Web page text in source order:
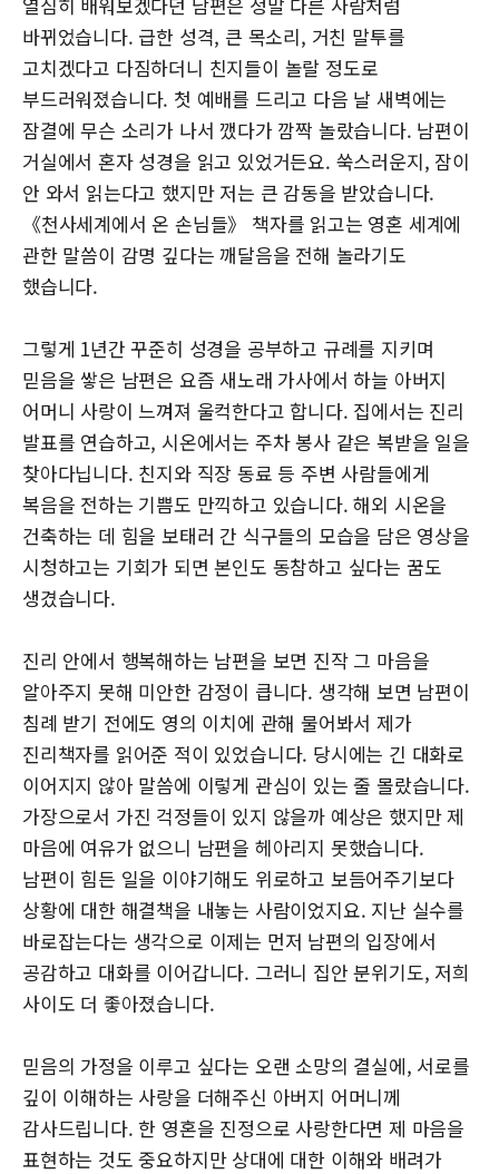
바뀌었습니다. 급한 성격, 큰 목소리, 거친 말투를
고치겠다고 다짐하더니 친지들이 놀랄 정도로
부드러워졌습니다. 첫 예배를 드리고 다음 날 새벽에는
잠결에 무슨 소리가 나서 깼다가 깜짝 놀랐습니다. 남편이
거실에서 혼자 성경을 읽고 있었거든요. 쑥스러운지, 잠이
안 와서 읽는다고 했지만 저는 큰 감동을 받았습니다.
《천사세계에서 온 손님들》 책자를 읽고는 영혼 세계에
관한 말씀이 감명 깊다는 깨달음을 전해 놀라기도
했습니다.
그렇게 1년간 꾸준히 성경을 공부하고 규례를 지키며
믿음을 쌓은 남편은 요즘 새노래 가사에서 하늘 아버지
어머니 사랑이 느껴져 울컥한다고 합니다. 집에서는 진리
발표를 연습하고, 시온에서는 주차 봉사 같은 복받을 일을
찾아다닙니다. 친지와 직장 동료 등 주변 사람들에게
복음을 전하는 기쁨도 만끽하고 있습니다. 해외 시온을
건축하는 데 힘을 보태러 간 식구들의 모습을 담은 영상을
시청하고는 기회가 되면 본인도 동참하고 싶다는 꿈도
생겼습니다.
진리 안에서 행복해하는 남편을 보면 진작 그 마음을
알아주지 못해 미안한 감정이 큽니다. 생각해 보면 남편이
침례 받기 전에도 영의 이치에 관해 물어봐서 제가
진리책자를 읽어준 적이 있었습니다. 당시에는 긴 대화로
이어지지 않아 말씀에 이렇게 관심이 있는 줄 몰랐습니다.
가장으로서 가진 걱정들이 있지 않을까 예상은 했지만 제
마음에 여유가 없으니 남편을 헤아리지 못했습니다.
남편이 힘든 일을 이야기해도 위로하고 보듬어주기보다
상황에 대한 해결책을 내놓는 사람이었지요. 지난 실수를
바로잡는다는 생각으로 이제는 먼저 남편의 입장에서
공감하고 대화를 이어갑니다. 그러니 집안 분위기도, 저희
사이도 더 좋아졌습니다.
믿음의 가정을 이루고 싶다는 오랜 소망의 결실에, 서로를
깊이 이해하는 사랑을 더해주신 아버지 어머니께
감사드립니다. 한 영혼을 진정으로 사랑한다면 제 마음을
표현하는 것도 중요하지만 상대에 대한 이해와 배려가